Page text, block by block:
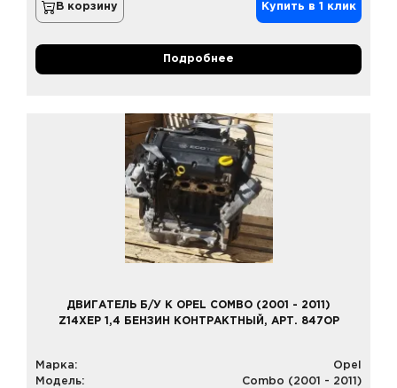
В корзину Купить в 1 клик
Подробнее
ДВИГАТЕЛЬ Б/У К OPEL COMBO (2001 - 2011)
Z14XEP 1,4 БЕНЗИН КОНТРАКТНЫЙ, АРТ. 847OP
Марка:
Opel
Модель:
Combo (2001 - 2011)